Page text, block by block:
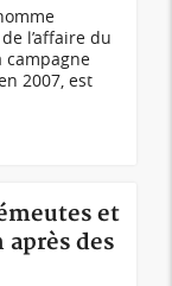
l’affaire du
campagne
2007, est
et
des